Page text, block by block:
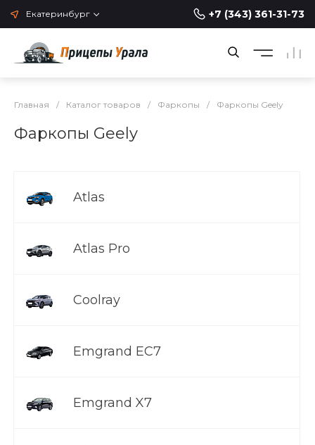
Екатеринбург +7 (343) 361-31-73
Главная / Каталог товаров / Фаркопы / Фаркопы Geely
Фаркопы Geely
Atlas
Atlas Pro
Coolray
Emgrand EC7
Emgrand X7